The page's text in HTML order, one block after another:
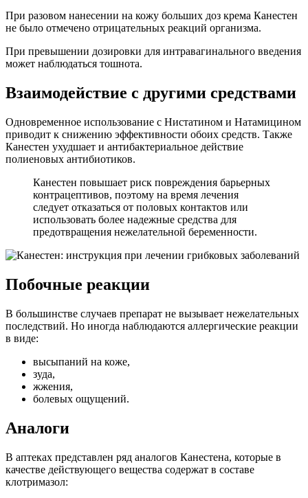
При разовом нанесении на кожу больших доз крема Канестен
не было отмечено отрицательных реакций организма.
При превышении дозировки для интравагинального введения
может наблюдаться тошнота.
Взаимодействие с другими средствами
Одновременное использование с Нистатином и Натамицином
приводит к снижению эффективности обоих средств. Также
Канестен ухудшает и антибактериальное действие
полиеновых антибиотиков.
Канестен повышает риск повреждения барьерных
контрацептивов, поэтому на время лечения
следует отказаться от половых контактов или
использовать более надежные средства для
предотвращения нежелательной беременности.
Побочные реакции
В большинстве случаев препарат не вызывает нежелательных
последствий. Но иногда наблюдаются аллергические реакции
в виде:
высыпаний на коже,
зуда,
жжения,
болевых ощущений.
Аналоги
В аптеках представлен ряд аналогов Канестена, которые в
качестве действующего вещества содержат в составе
клотримазол: